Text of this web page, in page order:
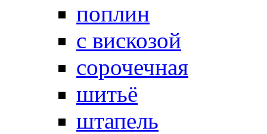
поплин
с вискозой
сорочечная
шитьё
штапель